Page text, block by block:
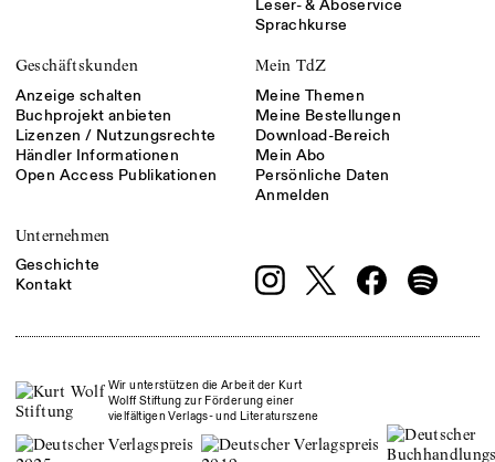
Leser- & Aboservice
Sprachkurse
Geschäftskunden
Anzeige schalten
Buchprojekt anbieten
Lizenzen / Nutzungsrechte
Händler Informationen
Open Access Publikationen
Mein TdZ
Meine Themen
Meine Bestellungen
Download-Bereich
Mein Abo
Persönliche Daten
Anmelden
Unternehmen
Geschichte
Kontakt
Wir unterstützen die Arbeit der Kurt
Wolff Stiftung zur Förderung einer
vielfältigen Verlags- und Literaturszene